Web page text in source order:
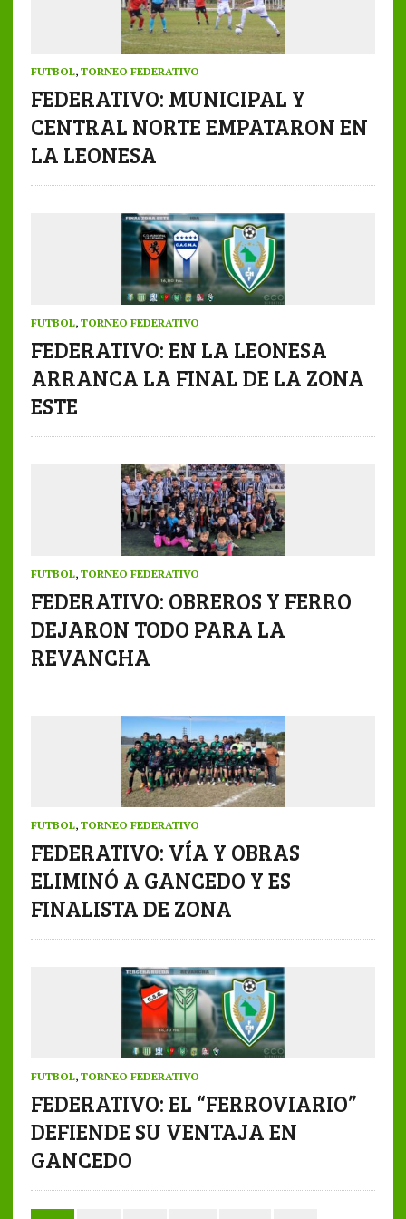
FUTBOL, TORNEO FEDERATIVO
FEDERATIVO: MUNICIPAL Y
CENTRAL NORTE EMPATARON EN
LA LEONESA
FUTBOL, TORNEO FEDERATIVO
FEDERATIVO: EN LA LEONESA
ARRANCA LA FINAL DE LA ZONA
ESTE
FUTBOL, TORNEO FEDERATIVO
FEDERATIVO: OBREROS Y FERRO
DEJARON TODO PARA LA
REVANCHA
FUTBOL, TORNEO FEDERATIVO
FEDERATIVO: VÍA Y OBRAS
ELIMINÓ A GANCEDO Y ES
FINALISTA DE ZONA
FUTBOL, TORNEO FEDERATIVO
FEDERATIVO: EL “FERROVIARIO”
DEFIENDE SU VENTAJA EN
GANCEDO